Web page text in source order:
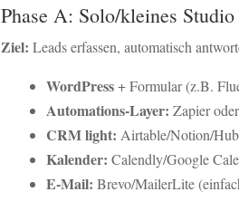
Phase A: Solo/kleines
Ziel: Leads erfassen, automatisch
WordPress+ Formular (z.B.
Automations-Layer: Zapier
CRM light: Airtable/Notion/
Kalender: Calendly/Google
E-Mail: Brevo/MailerLite